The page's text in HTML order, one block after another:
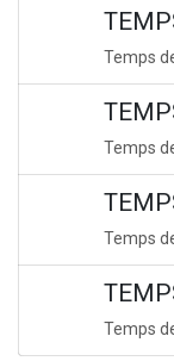
Temps
Temps
Temps
Temps